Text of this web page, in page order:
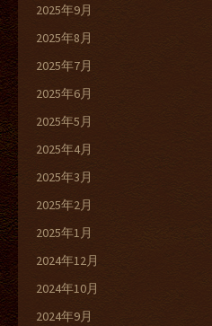
2025年9月
2025年8月
2025年7月
2025年6月
2025年5月
2025年4月
2025年3月
2025年2月
2025年1月
2024年12月
2024年10月
2024年9月